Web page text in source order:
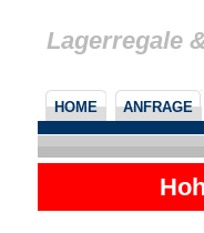
Lagerregale
HOME ANFRAGE